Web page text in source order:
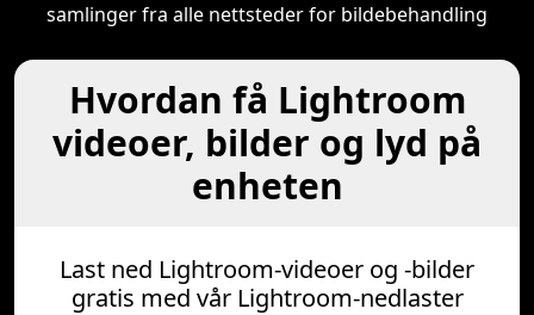
samlinger fra alle nettsteder for bildebehandling
Hvordan få Lightroom
videoer, bilder og lyd på
enheten
Last ned Lightroom-videoer og -bilder
gratis med vår Lightroom-nedlaster